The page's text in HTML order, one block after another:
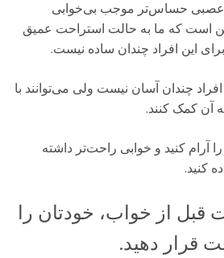
عصبی حساس‌تر موجب بی‌خوابی
است که ما به حالت استراحت عمیق
این افراد چندان ساده نیست.
افراد چندان آسان نیست ولی می‌توانند با
آن کمک کنند.
را آرام کنید و خوابی راحت‌تر داشته
کنید.
قبل از خواب، خودتان را
قرار دهید.